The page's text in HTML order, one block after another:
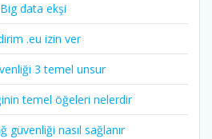
Big data ekşi
.eu izin ver
3 temel unsur
temel öğeleri nelerdir
güvenliği nasıl sağlanır